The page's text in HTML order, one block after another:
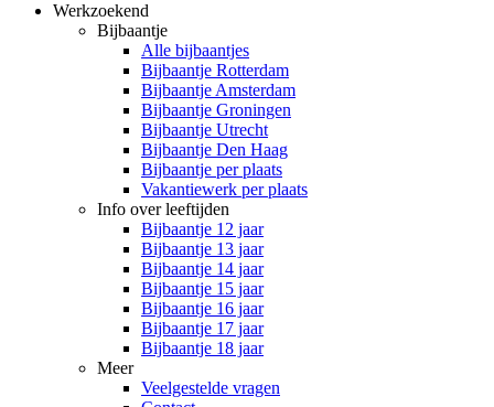
Werkzoekend
Bijbaantje
Alle bijbaantjes
Bijbaantje Rotterdam
Bijbaantje Amsterdam
Bijbaantje Groningen
Bijbaantje Utrecht
Bijbaantje Den Haag
Bijbaantje per plaats
Vakantiewerk per plaats
Info over leeftijden
Bijbaantje 12 jaar
Bijbaantje 13 jaar
Bijbaantje 14 jaar
Bijbaantje 15 jaar
Bijbaantje 16 jaar
Bijbaantje 17 jaar
Bijbaantje 18 jaar
Meer
Veelgestelde vragen